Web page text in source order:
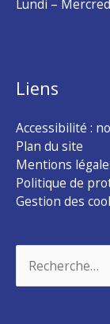
Lundi –
Liens
Accessibilité :
Plan du site
Mentions
Politique de
Gestion des